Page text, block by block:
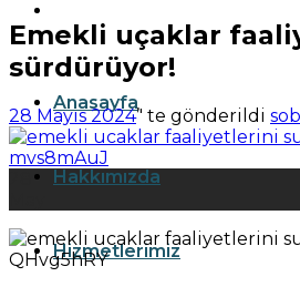
Anasayfa
Hakkımızda
Hizmetlerimiz
Emekli uçaklar
sürdürüyor!
28 Mayıs 2024’' te gönderildi